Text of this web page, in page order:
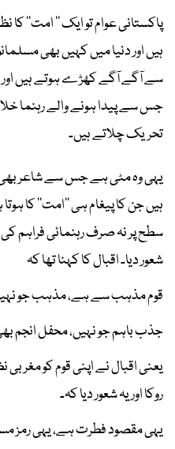
پاکستانی عوام تو ایک ’’ امت‘‘
ہیں اور دنیا میں کہیں بھی
سے آگے آگے کھڑے ہوتے ہیں
جس سے پیدا ہونے والے رہنما
تحریک چلاتے ہیں۔
یہی وہ مٹی ہے جس سے شاعر بھی
ہیں جن کا پیغام ہی ’’امت‘‘ کا
سطح پر نہ صرف رہنمائی فراہم
شعور دیا۔ اقبال کا کہنا تھا کہ
قوم مذہب سے ہے، مذہب جو
جذب باہم جو نہیں، محفل انجم
یعنی اقبال نے اپنی قوم کو
روکا اور یہ شعور دیا کہ۔
یہی مقصود فطرت ہے، یہی رمز